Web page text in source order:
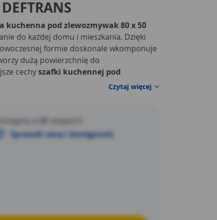
kuchenna pod zlewozmywak 80 x 50
do każdej domu i mieszkania. Dzięki
formie doskonale wkomponuje
dużą powierzchnię do
cechyszafki kuchennej pod
Czytaj więcej
Dostępny w
sklepach
Sprawdź cenę i dostępność